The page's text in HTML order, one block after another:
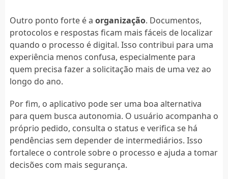
Outro ponto forte é a organização. Documentos,
protocolos e respostas ficam mais fáceis de localizar
quando o processo é digital. Isso contribui para uma
experiência menos confusa, especialmente para
quem precisa fazer a solicitação mais de uma vez ao
longo do ano.
Por fim, o aplicativo pode ser uma boa alternativa
para quem busca autonomia. O usuário acompanha o
próprio pedido, consulta o status e verifica se há
pendências sem depender de intermediários. Isso
fortalece o controle sobre o processo e ajuda a tomar
decisões com mais segurança.